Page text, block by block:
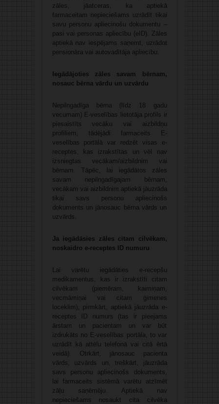
zāles, jāatceras, ka aptiekā
farmaceitam nepieciešams uzrādīt tikai
savu personu apliecinošu dokumentu –
pasi vai personas apliecību (eID). Zāles
aptiekā nav iespējams saņemt, uzrādot
pensionāra vai autovadītāja apliecību.
Iegādājoties zāles savam bērnam,
nosauc bērna vārdu un uzvārdu
Nepilngadīga bērna (līdz 18 gadu
vecumam) E-veselības lietotāja profils ir
piesaistīts vecāku vai aizbildņu
profiliem, tādējādi farmaceits E-
veselības portālā var redzēt visas e-
receptes, kas izrakstītas un vēl nav
izsniegtas vecākam/aizbildnim vai
bērnam. Tāpēc, lai iegādātos zāles
savam nepilngadīgajam bērnam,
vecākam vai aizbildnim aptiekā jāuzrāda
tikai savs personu apliecinošs
dokuments un jānosauc bērna vārds un
uzvārds.
Ja iegādāsies zāles citam cilvēkam,
noskaidro e-receptes ID numuru
Lai varētu iegādāties e-recepšu
medikamentus, kas ir izrakstīti citam
cilvēkam (piemēram, kaimiņam,
vecmāmiņai vai citam ģimenes
loceklim), pirmkārt, aptiekā jāuzrāda e-
receptes ID numurs (tas ir pieejams
ārstam un pacientam un var būt
izdrukāts no E-veselības portāla, to var
uzrādīt kā attēlu telefonā vai citā ērtā
veidā). Otrkārt, jānosauc pacienta
vārds, uzvārds un, treškārt, jāuzrāda
savs personu apliecinošs dokuments,
lai farmaceits sistēmā varētu atzīmēt
zāļu saņēmēju. Aptiekā nav
nepieciešams nosaukt cita cilvēka